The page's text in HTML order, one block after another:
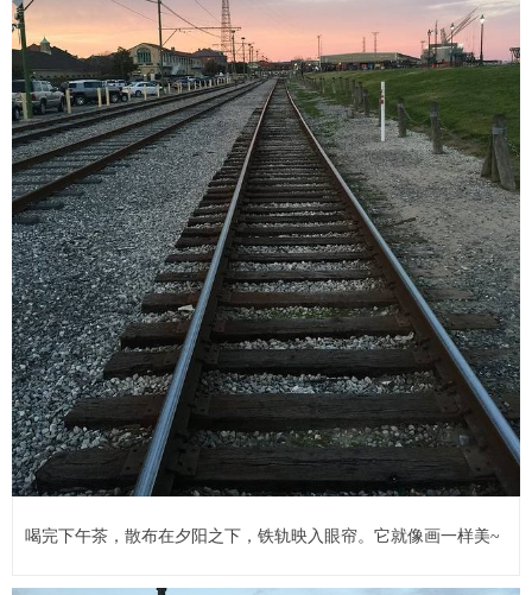
喝完下午茶，散布在夕阳之下，铁轨映入眼帘。它就像画一样美~